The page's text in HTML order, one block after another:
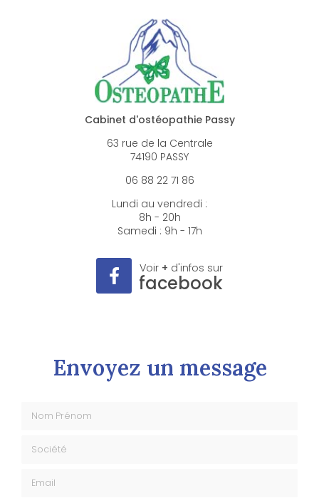
Cabinet d'ostéopathie Passy
63 rue de la Centrale
74190 PASSY
06 88 22 71 86
Lundi au vendredi :
8h - 20h
Samedi : 9h - 17h
Voir + d'infos sur
facebook
Envoyez un message